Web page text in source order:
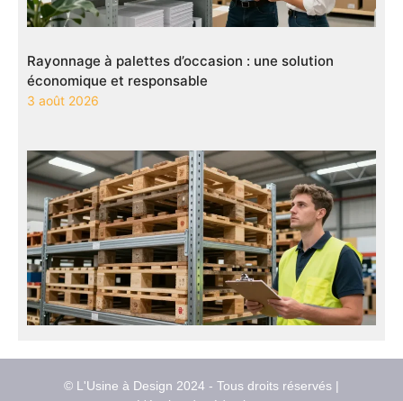
Rayonnage à palettes d’occasion : une solution
économique et responsable
3 août 2026
© L'Usine à Design 2024 - Tous droits réservés |